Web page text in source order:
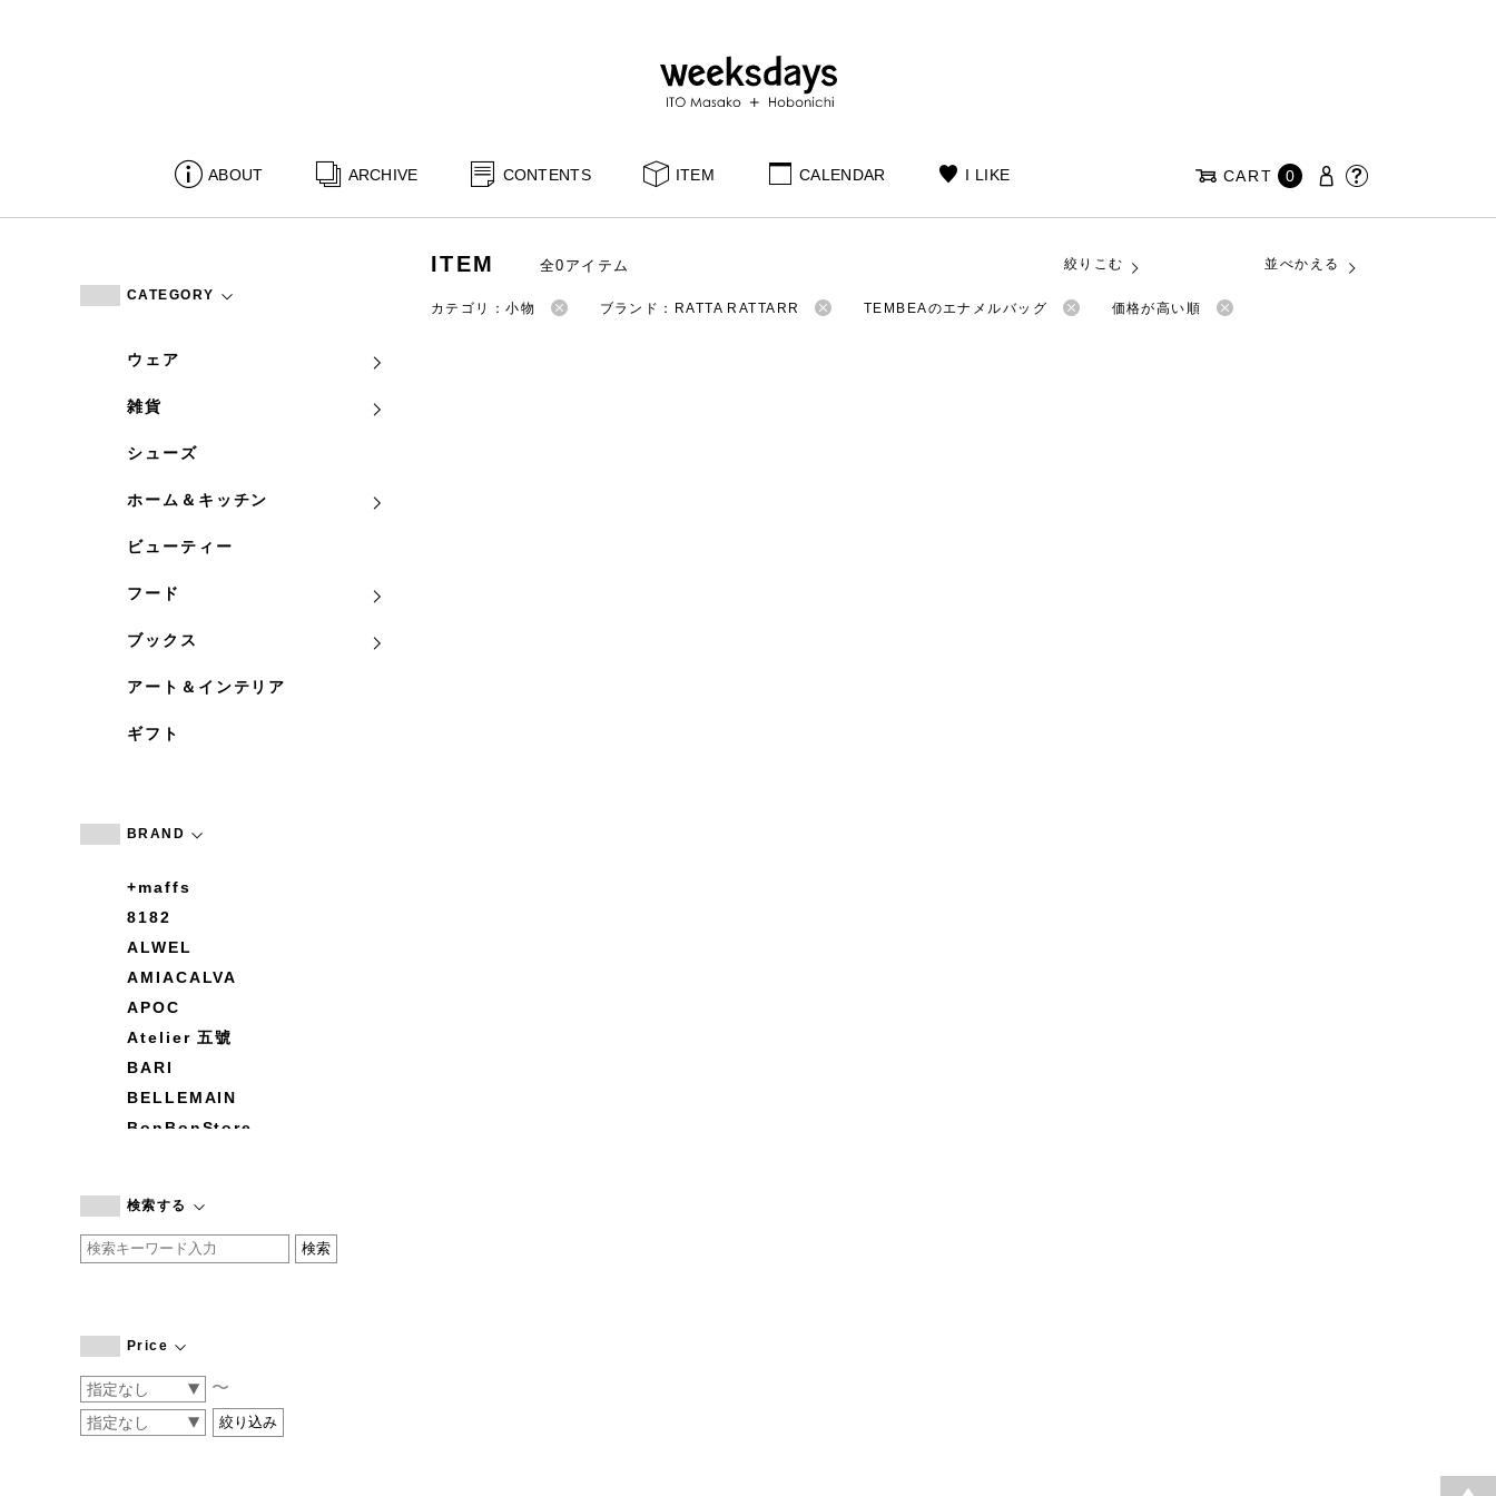
ABOUT ARCHIVE CONTENTS ITEM CALENDAR I LIKE CART 0
CATEGORY
ウェア
雑貨
シューズ
ホーム＆キッチン
ビューティー
フード
ブックス
アート＆インテリア
ギフト
BRAND
+maffs
8182
ALWEL
AMIACALVA
APOC
Atelier 五號
BARI
BELLEMAIN
BonBonStore
by basics
CATWORTH
COGTHEBIGSMOKE
CONVERSE
DEAN & DELUCA
検索する
Price
〜
ITEM 全0アイテム 絞りこむ 並べかえる
カテゴリ：小物 ブランド：RATTA RATTARR TEMBEAのエナメルバッグ 価格が高い順